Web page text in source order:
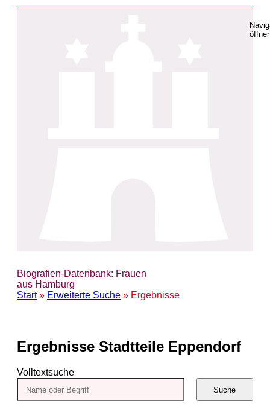
Biografien-Datenbank: Frauen
aus Hamburg
Start» Erweiterte Suche » Ergebnisse
Ergebnisse Stadtteile Eppendorf
Volltextsuche
Suche